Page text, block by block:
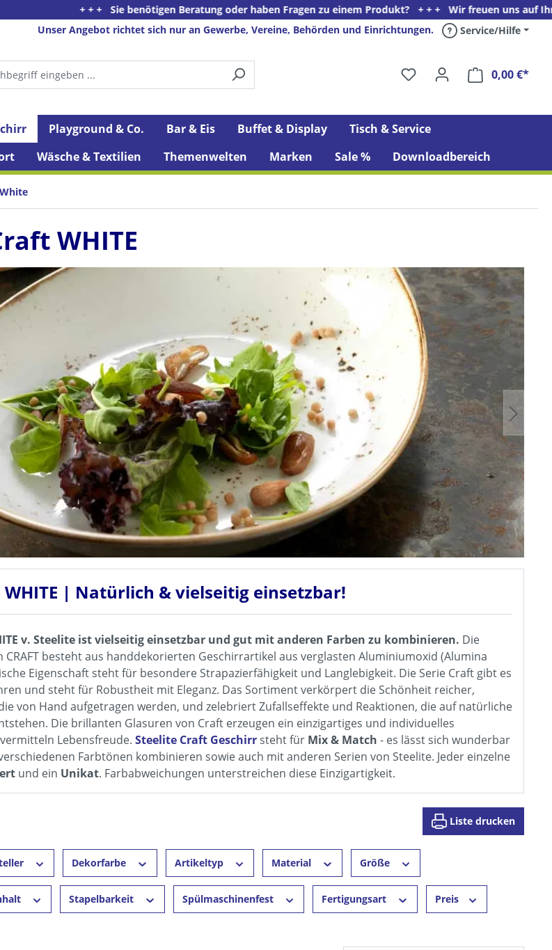
+ + + Sie benötigen Beratung oder haben Fragen zu einem Produkt? + + + Wir freuen uns auf Ihren Anruf
Unser Angebot richtet sich nur an Gewerbe, Vereine, Behörden und Einrichtungen. Service/Hilfe
0,00 €*
Playground & Co. Bar & Eis Buffet & Display
Tisch & Service
Wäsche & Textilien Themenwelten Marken Sale % Downloadbereich
WHITE
WHITE | Natürlich & vielseitig einsetzbar!
v. Steelite ist vielseitig einsetzbar und gut mit anderen Farben zu kombinieren. Die
besteht aus handdekorierten Geschirrartikel aus verglasten Aluminiumoxid (Alumina
Eigenschaft steht für besondere Strapazierfähigkeit und Langlebigkeit. Die Serie Craft gibt es
und steht für Robustheit mit Eleganz. Das Sortiment verkörpert die Schönheit reicher,
von Hand aufgetragen werden, und zelebriert Zufallseffekte und Reaktionen, die auf natürliche
Die brillanten Glasuren von Craft erzeugen ein einzigartiges und individuelles
Lebensfreude. Steelite Craft Geschirrsteht für Mix & Match - es lässt sich wunderbar
Farbtönen kombinieren sowie auch mit anderen Serien von Steelite. Jeder einzelne
und ein Unikat. Farbabweichungen unterstreichen diese Einzigartigkeit.
Liste drucken
Dekorfarbe Artikeltyp Material Größe
Stapelbarkeit Spülmaschinenfest Fertigungsart Preis